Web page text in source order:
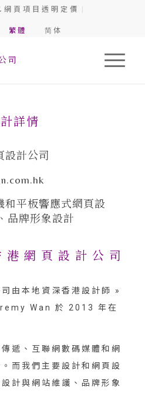
網 頁 項 目 透 明 定 價
繁 體 简 体
詳情
設計公司
和平板響應式網頁設
品牌形象設計
港 網 頁 設 計 公 司
由本地資深香港設計師 »
Wan 於 2013 年在
遞、互聯網數碼媒體和網
而我們主要設計和網頁設
計與網站維護、品牌形象